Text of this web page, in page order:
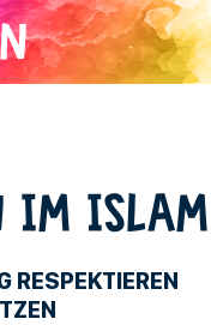
IM ISLAM
RESPEKTIEREN